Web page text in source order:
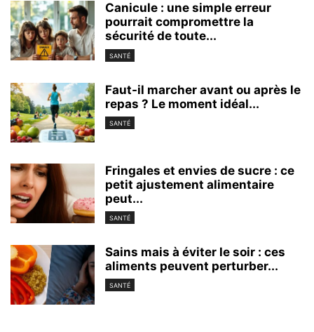
Canicule : une simple erreur
pourrait compromettre la
sécurité de toute...
SANTÉ
Faut-il marcher avant ou après le
repas ? Le moment idéal...
SANTÉ
Fringales et envies de sucre : ce
petit ajustement alimentaire
peut...
SANTÉ
Sains mais à éviter le soir : ces
aliments peuvent perturber...
SANTÉ